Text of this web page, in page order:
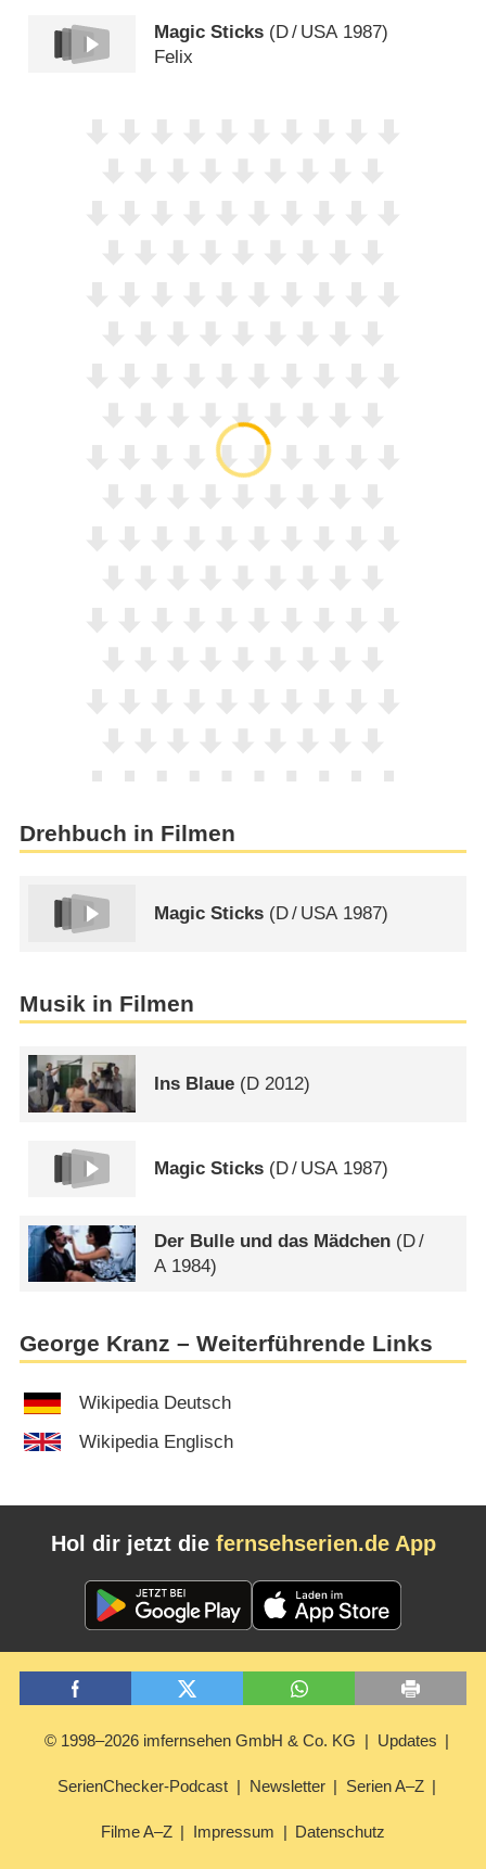
Magic Sticks (D/ USA 1987)
Felix
Drehbuch in Filmen
Magic Sticks (D/ USA1987)
Musik in Filmen
Ins Blaue (D 2012)
Magic Sticks (D/ USA1987)
Der Bulle und das Mädchen (D/
A1984)
George Kranz – Weiterführende Links
Wikipedia Deutsch
Wikipedia Englisch
Hol dir jetzt die fernsehserien.de App
© 1998–2026 imfernsehen GmbH & Co. KG Updates
SerienChecker-Podcast Newsletter Serien A–Z
Filme A–Z Impressum Datenschutz